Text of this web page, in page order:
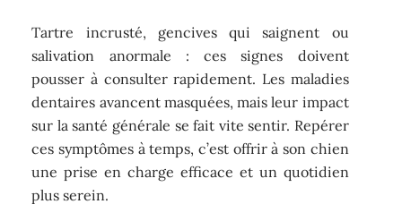
Tartre incrusté, gencives qui saignent ou
salivation anormale : ces signes doivent
pousser à consulter rapidement. Les maladies
dentaires avancent masquées, mais leur impact
sur la santé générale se fait vite sentir. Repérer
ces symptômes à temps, c’est offrir à son chien
une prise en charge efficace et un quotidien
plus serein.